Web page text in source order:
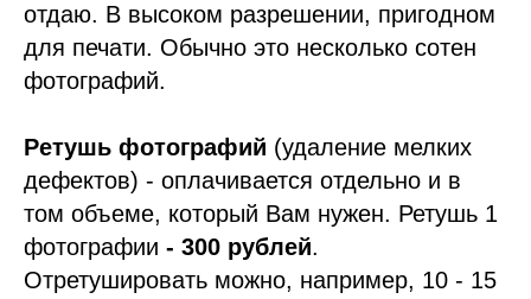
отдаю. В высоком разрешении, пригодном
для печати. Обычно это несколько сотен
фотографий.
Ретушь фотографий (удаление мелких
дефектов) - оплачивается отдельно и в
том объеме, который Вам нужен. Ретушь 1
фотографии - 300 рублей.
Отретушировать можно, например, 10 - 15